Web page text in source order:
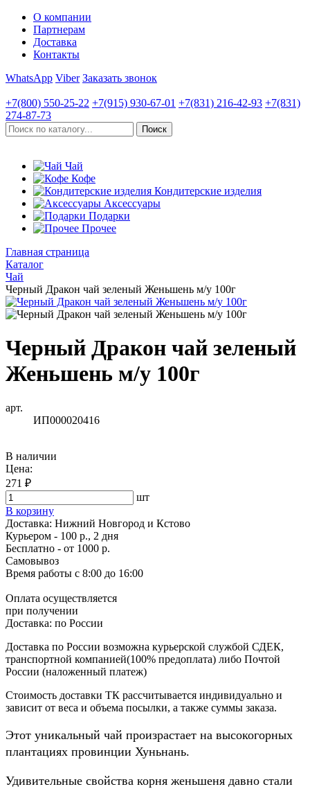
О компании
Партнерам
Доставка
Контакты
WhatsApp Viber Заказать звонок
+7(800) 550-25-22 +7(915) 930-67-01 +7(831) 216-42-93 +7(831)
274-87-73
Чай
Кофе
Кондитерские изделия
Аксессуары
Подарки
Прочее
Главная страница
Каталог
Чай
Черный Дракон чай зеленый Женьшень м/у 100г
Черный Дракон чай зеленый
Женьшень м/у 100г
арт.
ИП000020416
В наличии
Цена:
271 ₽
шт
В корзину
Доставка: Нижний Новгород и Кстово
Курьером - 100 р., 2 дня
Бесплатно - от 1000 р.
Самовывоз
Время работы с 8:00 до 16:00
Оплата осуществляется
при получении
Доставка: по России
Доставка по России возможна курьерской службой СДЕК,
транспортной компанией(100% предоплата) либо Почтой
России (наложенный платеж)
Стоимость доставки ТК рассчитывается индивидуально и
зависит от веса и объема посылки, а также суммы заказа.
Этот уникальный чай произрастает на высокогорных
плантациях провинции Хуньнань.
Удивительные свойства корня женьшеня давно стали